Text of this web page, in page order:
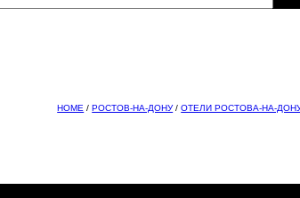
HOME /РОСТОВ-НА-ДОНУ/ОТЕЛИ РОСТОВА-НА-